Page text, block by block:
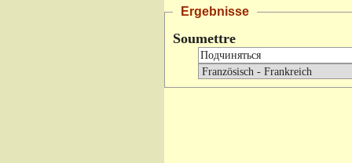
Ergebnisse
Soumettre